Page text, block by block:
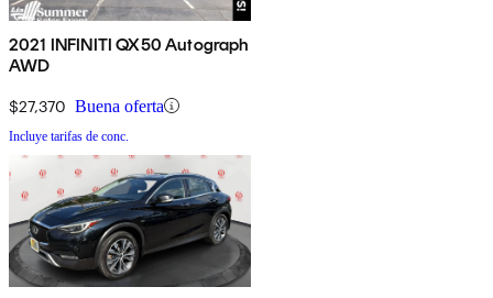
2021 INFINITI QX50 Autograph
AWD
$27,370 Buena oferta
Incluye tarifas de conc.